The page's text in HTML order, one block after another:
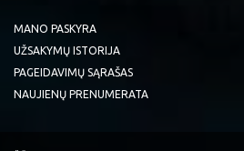
MANO PASKYRA
UŽSAKYMŲ ISTORIJA
PAGEIDAVIMŲ SĄRAŠAS
NAUJIENŲ PRENUMERATA